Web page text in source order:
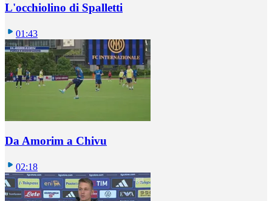
L'occhiolino di Spalletti
01:43
Da Amorim a Chivu
02:18